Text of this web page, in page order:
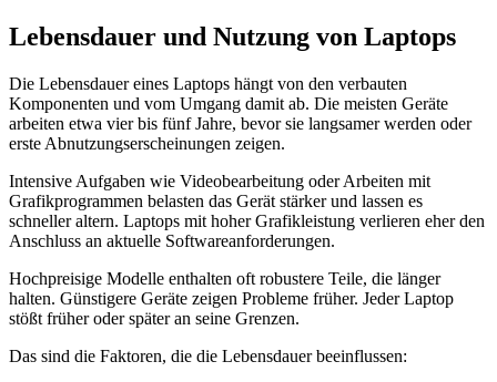
Lebensdauer und Nutzung von Laptops
Die Lebensdauer eines Laptops hängt von den verbauten
Komponenten und vom Umgang damit ab. Die meisten Geräte
arbeiten etwa vier bis fünf Jahre, bevor sie langsamer werden oder
erste Abnutzungserscheinungen zeigen.
Intensive Aufgaben wie Videobearbeitung oder Arbeiten mit
Grafikprogrammen belasten das Gerät stärker und lassen es
schneller altern. Laptops mit hoher Grafikleistung verlieren eher den
Anschluss an aktuelle Softwareanforderungen.
Hochpreisige Modelle enthalten oft robustere Teile, die länger
halten. Günstigere Geräte zeigen Probleme früher. Jeder Laptop
stößt früher oder später an seine Grenzen.
Das sind die Faktoren, die die Lebensdauer beeinflussen: